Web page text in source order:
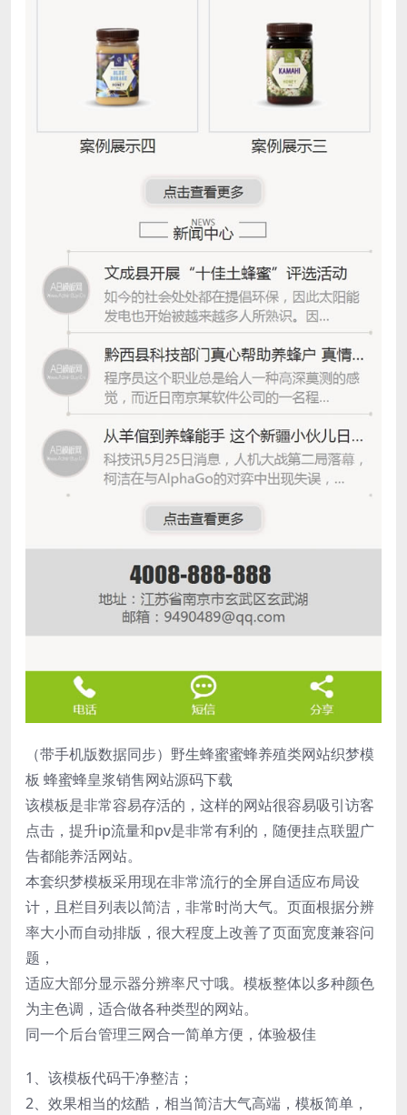
（带手机版数据同步）野生蜂蜜蜜蜂养殖类网站织梦模
板 蜂蜜蜂皇浆销售网站源码下载
该模板是非常容易存活的，这样的网站很容易吸引访客
点击，提升ip流量和pv是非常有利的，随便挂点联盟广
告都能养活网站。
本套织梦模板采用现在非常流行的全屏自适应布局设
计，且栏目列表以简洁，非常时尚大气。页面根据分辨
率大小而自动排版，很大程度上改善了页面宽度兼容问
题，
适应大部分显示器分辨率尺寸哦。模板整体以多种颜色
为主色调，适合做各种类型的网站。
同一个后台管理三网合一简单方便，体验极佳
1、该模板代码干净整洁；
2、效果相当的炫酷，相当简洁大气高端，模板简单，